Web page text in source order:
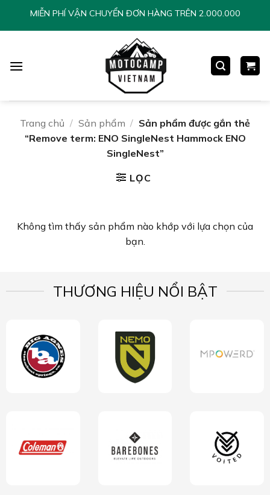
ChuyểnMIỄN PHÍ VẬN CHUYỂN ĐƠN HÀNG TRÊN 2.000.000
Trang chủ / Sản phẩm / Sản phẩm được gắn thẻ
“Remove term: ENO SingleNest Hammock ENO
SingleNest”
LỌC
Không tìm thấy sản phẩm nào khớp với lựa chọn của
bạn.
THƯƠNG HIỆU NỔI BẬT